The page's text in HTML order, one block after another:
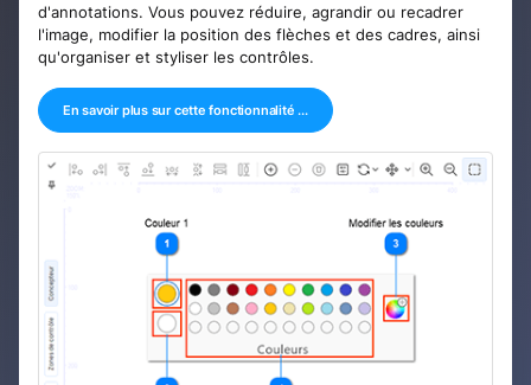
d'annotations. Vous pouvez réduire, agrandir ou recadrer
l'image, modifier la position des flèches et des cadres, ainsi
qu'organiser et styliser les contrôles.
En savoir plus sur cette fonctionnalité ...